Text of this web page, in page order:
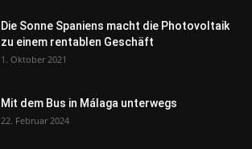
Die Sonne Spaniens macht die Photovoltaik
zu einem rentablen Geschäft
1. Oktober 2021
Mit dem Bus in Málaga unterwegs
22. Februar 2024